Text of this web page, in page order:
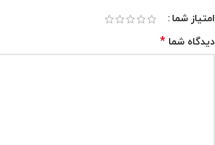
امتیاز شما
دیدگاه شما *